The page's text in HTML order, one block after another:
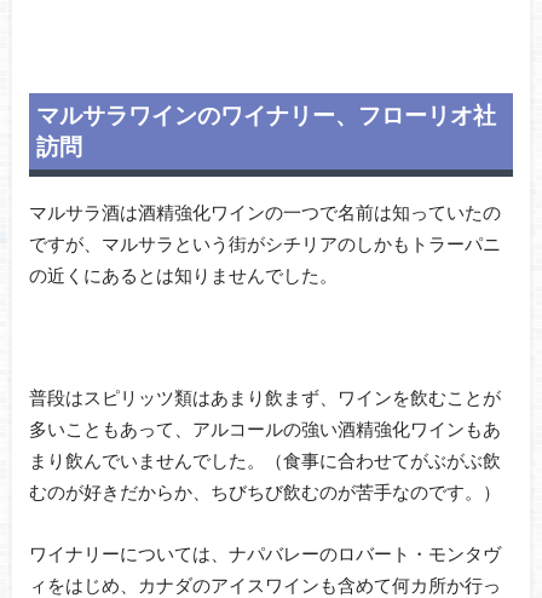
マルサラワインのワイナリー、フローリオ社
訪問
マルサラ酒は酒精強化ワインの一つで名前は知っていたの
ですが、マルサラという街がシチリアのしかもトラーパニ
の近くにあるとは知りませんでした。
普段はスピリッツ類はあまり飲まず、ワインを飲むことが
多いこともあって、アルコールの強い酒精強化ワインもあ
まり飲んでいませんでした。（食事に合わせてがぶがぶ飲
むのが好きだからか、ちびちび飲むのが苦手なのです。）
ワイナリーについては、ナパバレーのロバート・モンタヴ
ィをはじめ、カナダのアイスワインも含めて何カ所か行っ